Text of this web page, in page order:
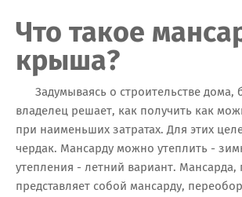
Что такое
крыша?
Задумываясь о строительстве дома,
владелец решает, как получить как
при наименьших затратах. Для этих
чердак. Мансарду можно утеплить -
утепления - летний вариант. Мансарда,
представляет собой мансарду,